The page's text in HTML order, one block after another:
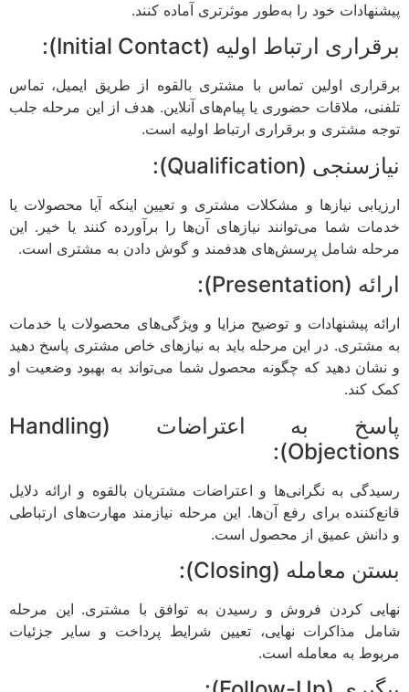
پیشنهادات خود را به‌طور موثرتری آماده کنند.
برقراری ارتباط اولیه (Initial Contact):
برقراری اولین تماس با مشتری بالقوه از طریق ایمیل، تماس
تلفنی، ملاقات حضوری یا پیام‌های آنلاین. هدف از این مرحله جلب
توجه مشتری و برقراری ارتباط اولیه است.
نیازسنجی (Qualification):
ارزیابی نیازها و مشکلات مشتری و تعیین اینکه آیا محصولات یا
خدمات شما می‌توانند نیازهای آن‌ها را برآورده کنند یا خیر. این
مرحله شامل پرسش‌های هدفمند و گوش دادن به مشتری است.
ارائه (Presentation):
ارائه پیشنهادات و توضیح مزایا و ویژگی‌های محصولات یا خدمات
به مشتری. در این مرحله باید به نیازهای خاص مشتری پاسخ دهید
و نشان دهید که چگونه محصول شما می‌تواند به بهبود وضعیت او
کمک کند.
پاسخ به اعتراضات (Handling
Objections):
رسیدگی به نگرانی‌ها و اعتراضات مشتریان بالقوه و ارائه دلایل
قانع‌کننده برای رفع آن‌ها. این مرحله نیازمند مهارت‌های ارتباطی
و دانش عمیق از محصول است.
بستن معامله (Closing):
نهایی کردن فروش و رسیدن به توافق با مشتری. این مرحله
شامل مذاکرات نهایی، تعیین شرایط پرداخت و سایر جزئیات
مربوط به معامله است.